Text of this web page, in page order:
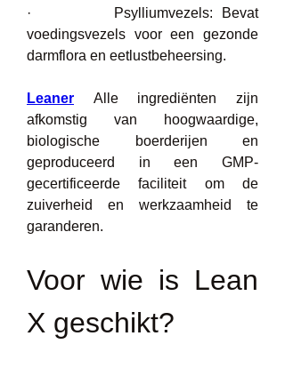
·         Psylliumvezels: Bevat
voedingsvezels voor een gezonde
darmflora en eetlustbeheersing.
Leaner Alle ingrediënten zijn
afkomstig van hoogwaardige,
biologische boerderijen en
geproduceerd in een GMP-
gecertificeerde faciliteit om de
zuiverheid en werkzaamheid te
garanderen.
Voor wie is Lean
X geschikt?